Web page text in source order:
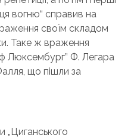
вогню“ справив на
своїм складом
Таке ж враження
Люксембург” Ф. Легара
що пішли за
„Циганського